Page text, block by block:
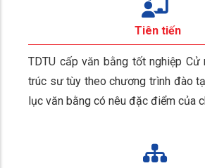
Tiên tiến
TDTU cấp văn bằng tốt nghiệp
trúc sư tùy theo chương trình đào
lục văn bằng có nêu đặc điểm của